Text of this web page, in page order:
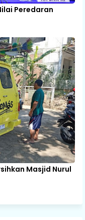
Peredaran
Masjid Nurul